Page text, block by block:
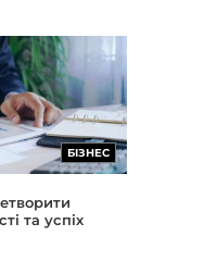
БІЗНЕС
та успіх